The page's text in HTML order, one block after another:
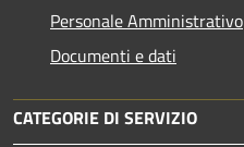
Personale Amministrativo
Documenti e dati
CATEGORIE DI SERVIZIO